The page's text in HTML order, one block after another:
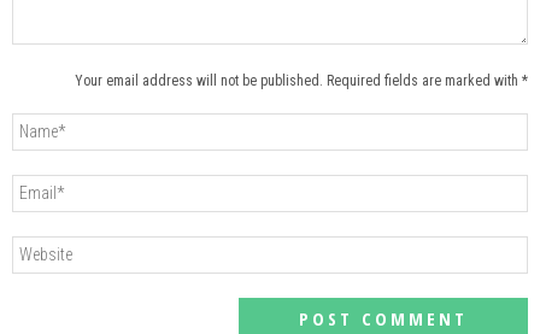
Your email address will not be published. Required fields are marked with *